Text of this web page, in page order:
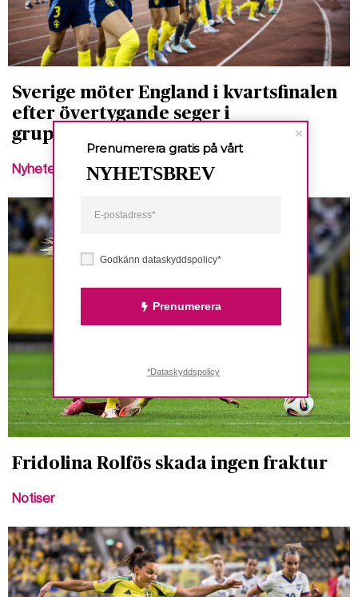
Sverige möter England i kvartsfinalen
efter övertygande seger i
gruppfinalen
Nyheter
Fridolina Rolfös skada ingen fraktur
Notiser
Godkänn dataskyddspolicy*
Prenumerera
Prenumerera gratis på vårt
NYHETSBREV
*Dataskyddspolicy